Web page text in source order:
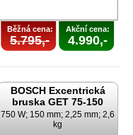
Běžná cena:
5.795,-
Akční cena:
4.990,-
BOSCH Excentrická
bruska GET 75-150
750 W; 150 mm; 2,25 mm; 2,6
kg